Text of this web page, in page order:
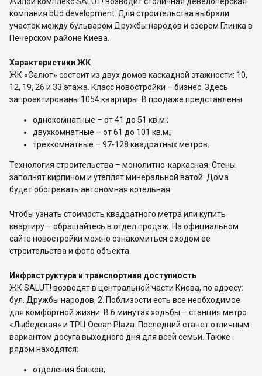
компания bUd development. Для строительства выбрали
участок между бульваром Дружбы народов и озером Глинка в
Печерском районе Киева.
Характеристики ЖК
ЖК «Салют» состоит из двух домов каскадной этажности: 10,
12, 19, 26 и 33 этажа. Класс новостройки – бизнес. Здесь
запроектированы 1054 квартиры. В продаже представлены:
однокомнатные – от 41 до 51 кв.м.;
двухкомнатные – от 61 до 101 кв.м.;
трехкомнатные – 97-128 квадратных метров.
Технология строительства – монолитно-каркасная. Стены
заполнят кирпичом и утеплят минеральной ватой. Дома
будет обогревать автономная котельная.
Чтобы узнать стоимость квадратного метра или купить
квартиру – обращайтесь в отдел продаж. На официальном
сайте новостройки можно ознакомиться с ходом ее
строительства и фото объекта.
Инфраструктура и транспортная доступность
ЖК SALUT! возводят в центральной части Киева, по адресу:
бул. Дружбы народов, 2. Поблизости есть все необходимое
для комфортной жизни. В 6 минутах ходьбы – станция метро
«Лыбедская» и ТРЦ Ocean Plaza. Последний станет отличным
вариантом досуга выходного дня для всей семьи. Также
рядом находятся:
отделения банков;